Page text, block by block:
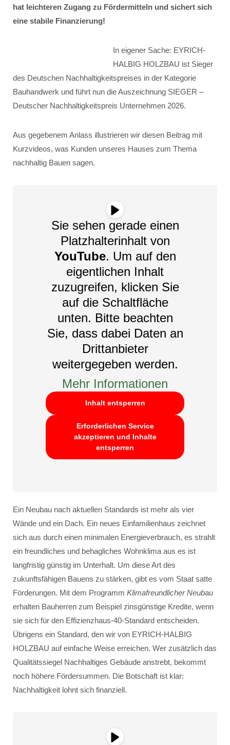
hat leichteren Zugang zu Fördermitteln und sichert sich
eine stabile Finanzierung!
In eigener Sache: EYRICH-
HALBIG HOLZBAU ist Sieger
des Deutschen Nachhaltigkeitspreises in der Kategorie
Bauhandwerk und führt nun die Auszeichnung SIEGER –
Deutscher Nachhaltigkeitspreis Unternehmen 2026.
Aus gegebenem Anlass illustrieren wir diesen Beitrag mit
Kurzvideos, was Kunden unseres Hauses zum Thema
nachhaltig Bauen sagen.
Sie sehen gerade einen
Platzhalterinhalt von
YouTube. Um auf den
eigentlichen Inhalt
zuzugreifen, klicken Sie
auf die Schaltfläche
unten. Bitte beachten
Sie, dass dabei Daten an
Drittanbieter
weitergegeben werden.
Mehr Informationen
Inhalt entsperren
Erforderlichen Service
akzeptieren und Inhalte
entsperren
Ein Neubau nach aktuellen Standards ist mehr als vier
Wände und ein Dach. Ein neues Einfamilienhaus zeichnet
sich aus durch einen minimalen Energieverbrauch, es strahlt
ein freundliches und behagliches Wohnklima aus es ist
langfristig günstig im Unterhalt. Um diese Art des
zukunftsfähigen Bauens zu stärken, gibt es vom Staat satte
Förderungen. Mit dem Programm Klimafreundlicher Neubau
erhalten Bauherren zum Beispiel zinsgünstige Kredite, wenn
sie sich für den Effizienzhaus-40-Standard entscheiden.
Übrigens ein Standard, den wir von EYRICH-HALBIG
HOLZBAU auf einfache Weise erreichen. Wer zusätzlich das
Qualitätssiegel Nachhaltiges Gebäude anstrebt, bekommt
noch höhere Fördersummen. Die Botschaft ist klar:
Nachhaltigkeit lohnt sich finanziell.